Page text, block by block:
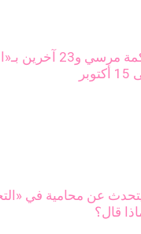
تأجيل محاكمة مرسي
عن محامية في
قال؟